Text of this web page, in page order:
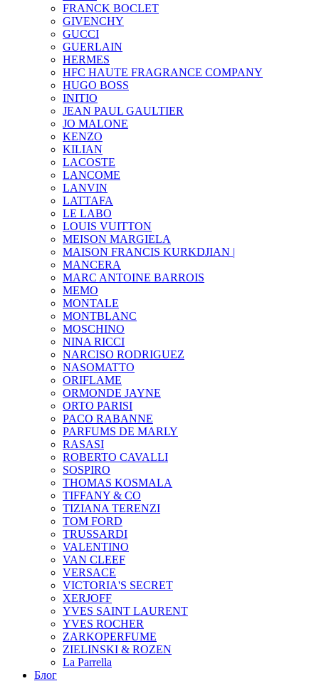
FRANCK BOCLET
GIVENCHY
GUCCI
GUERLAIN
HERMES
HFC HAUTE FRAGRANCE COMPANY
HUGO BOSS
INITIO
JEAN PAUL GAULTIER
JO MALONE
KENZO
KILIAN
LACOSTE
LANCOME
LANVIN
LATTAFA
LE LABO
LOUIS VUITTON
MEISON MARGIELA
MAISON FRANCIS KURKDJIAN |
MANCERA
MARC ANTOINE BARROIS
MEMO
MONTALE
MONTBLANC
MOSCHINO
NINA RICCI
NARCISO RODRIGUEZ
NASOMATTO
ORIFLAME
ORMONDE JAYNE
ORTO PARISI
PACO RABANNE
PARFUMS DE MARLY
RASASI
ROBERTO CAVALLI
SOSPIRO
THOMAS KOSMALA
TIFFANY & CO
TIZIANA TERENZI
TOM FORD
TRUSSARDI
VALENTINO
VAN CLEEF
VERSACE
VICTORIA'S SECRET
XERJOFF
YVES SAINT LAURENT
YVES ROCHER
ZARKOPERFUME
ZIELINSKI & ROZEN
La Parrella
Блог